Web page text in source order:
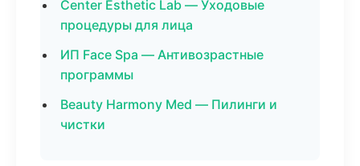
Center Esthetic Lab — Уходовые
процедуры для лица
ИП Face Spa — Антивозрастные
программы
Beauty Harmony Med — Пилинги и
чистки